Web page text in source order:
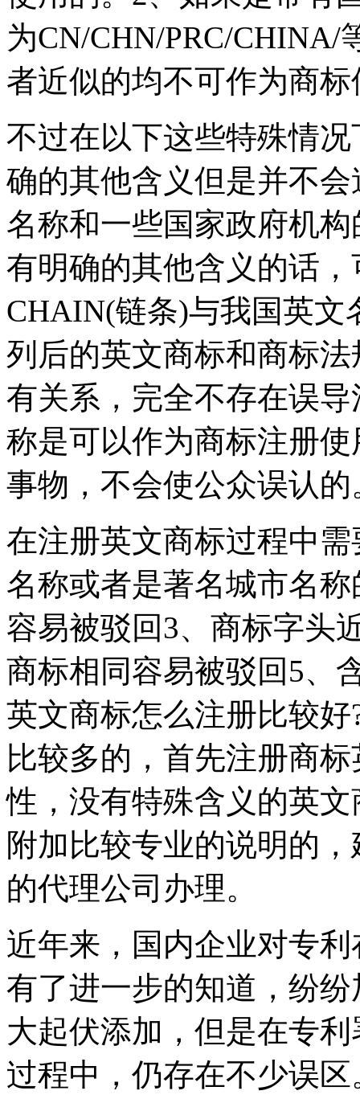
为CN/CHN/PRC/
者近似的均不可作为商标
不过在以下这些特殊情
确的其他含义但是并不
名称和一些国家政府机
有明确的其他含义的话
CHAIN(链条)与我国英文
列后的英文商标和商标
有关系，完全不存在误
称是可以作为商标注册
事物，不会使公众误认
在注册英文商标过程中
名称或者是著名城市名
容易被驳回3、商标字头
商标相同容易被驳回5、
英文商标怎么注册比较
比较多的，首先注册商
性，没有特殊含义的英
附加比较专业的说明的
的代理公司办理。
近年来，国内企业对专
有了进一步的知道，纷
大起伏添加，但是在专
过程中，仍存在不少误